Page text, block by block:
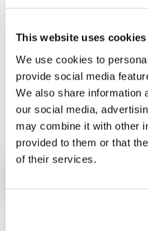
This website uses cookies
We use cookies to
provide social media
We also share information
our social media,
may combine it with other
provided to them or that
of their services.
Nombre*